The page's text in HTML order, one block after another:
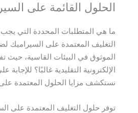
الحلول القائمة على
ما هي المتطلبات المحددة التي يجب
التغليف المعتمدة على السيراميك
الموثوق في البيئات القاسية، حيث
الإلكترونية التقليدية غالبًا؟ للإجابة
نستكشف مزايا الحلول المعتمدة
توفر حلول التغليف المعتمدة على